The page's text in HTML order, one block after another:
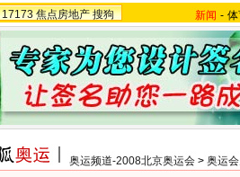
17173 焦点房地产 搜狗 新闻 -
奥运频道-2008北京奥运会 > 奥运